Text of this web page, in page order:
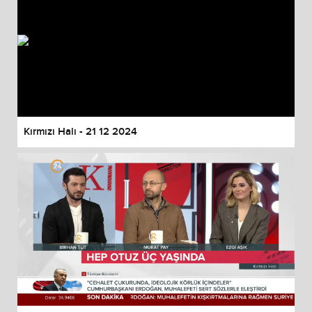
Kırmızı Halı - 21 12 2024